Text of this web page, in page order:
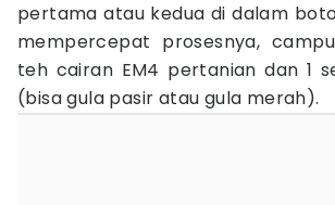
pertama atau kedua di dalam
mempercepat prosesnya,
teh cairan EM4 pertanian dan 1
(bisa gula pasir atau gula merah).